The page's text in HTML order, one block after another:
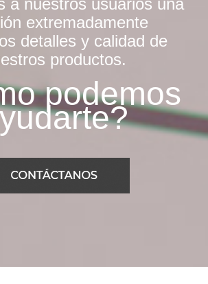
extremadamente
detalles y calidad de
productos.
podemos